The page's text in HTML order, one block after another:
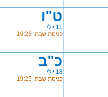
ט"ו
11 יולי
כניסת שבת: 19:28
כ"ב
18 יולי
כניסת שבת: 19:25